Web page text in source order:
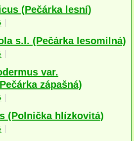
(Pečárka lesní)
s.l. (Pečárka lesomilná)
var.
zápašná)
(Polnička hlízkovitá)